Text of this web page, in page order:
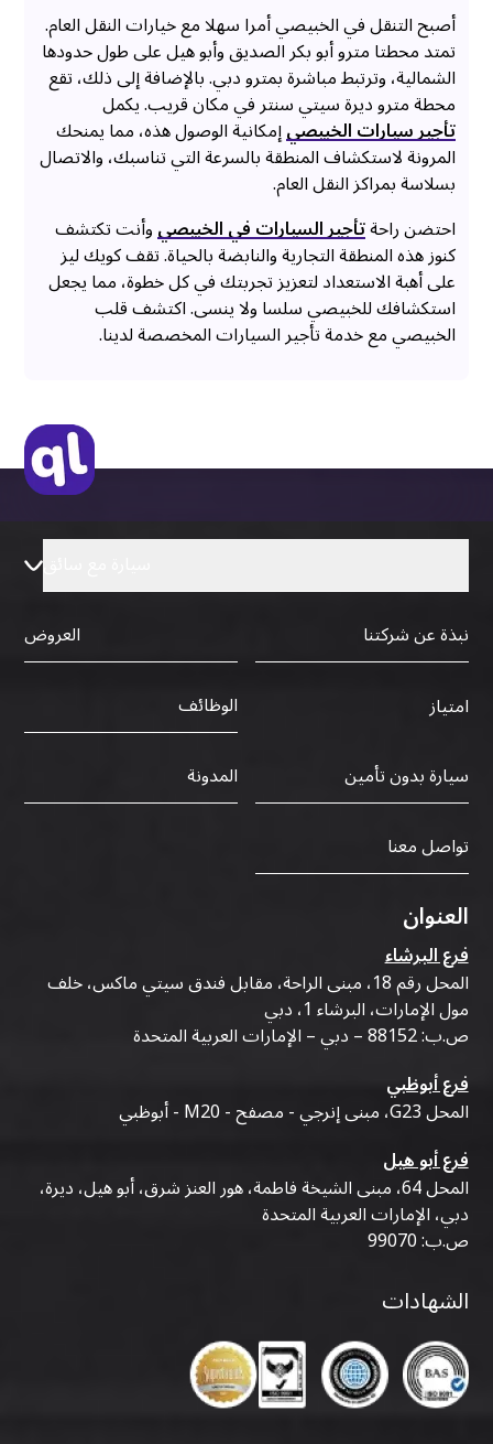
أصبح التنقل في الخبيصي أمرا سهلا مع خيارات النقل العام.
تمتد محطتا مترو أبو بكر الصديق وأبو هيل على طول حدودها
الشمالية، وترتبط مباشرة بمترو دبي. بالإضافة إلى ذلك، تقع
محطة مترو ديرة سيتي سنتر في مكان قريب. يكمل
تأجير سيارات الخبيصيإمكانية الوصول هذه، مما يمنحك
المرونة لاستكشاف المنطقة بالسرعة التي تناسبك، والاتصال
بسلاسة بمراكز النقل العام.
احتضن راحةتأجير السيارات في الخبيصيوأنت تكتشف
كنوز هذه المنطقة التجارية والنابضة بالحياة. تقف كويك ليز
على أهبة الاستعداد لتعزيز تجربتك في كل خطوة، مما يجعل
استكشافك للخبيصي سلسا ولا ينسى. اكتشف قلب
الخبيصي مع خدمة تأجير السيارات المخصصة لدينا.
نبذة عن شركتنا
العروض
امتياز
الوظائف
سيارة بدون تأمين
المدونة
تواصل معنا
العنوان
فرع البرشاء
المحل رقم 18، مبنى الراحة، مقابل فندق سيتي ماكس، خلف
مول الإمارات، البرشاء 1، دبي
ص.ب: 88152 – دبي – الإمارات العربية المتحدة
فرع أبوظبي
المحل G23، مبنى إنرجي - مصفح - M20 - أبوظبي
فرع أبو هيل
المحل 64، مبنى الشيخة فاطمة، هور العنز شرق، أبو هيل، ديرة،
دبي، الإمارات العربية المتحدة
ص.ب: 99070
الشهادات